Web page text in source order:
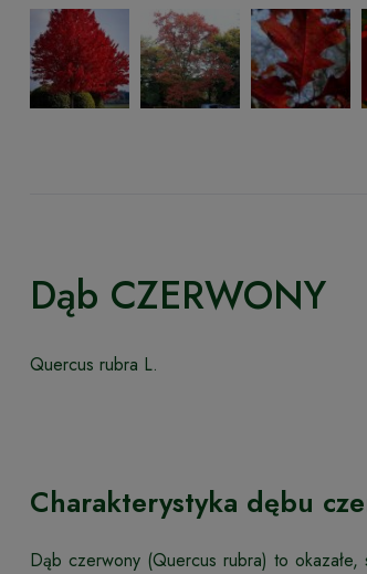
Dąb CZERWONY
Quercus rubra L.
Charakterystyka dębu
Dąb czerwony (Quercus rubra) to